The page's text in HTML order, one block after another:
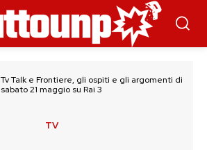
Tv Talk e Frontiere, gli ospiti e gli argomenti di
sabato 21 maggio su Rai 3
TV